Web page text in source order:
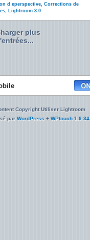
d eperspective, Corrections de
, Lightroom 3.0
plus
Copyright Utiliser Lightroom
parWordPress + WPtouch 1.9.34